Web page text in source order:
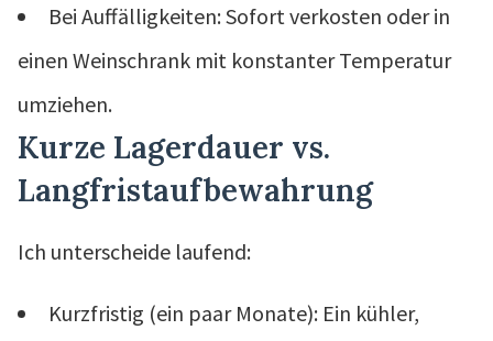
Bei Auffälligkeiten: Sofort verkosten oder in
einen Weinschrank mit konstanter Temperatur
umziehen.
Kurze Lagerdauer vs.
Langfristaufbewahrung
Ich unterscheide laufend:
Kurzfristig (ein paar Monate): Ein kühler,